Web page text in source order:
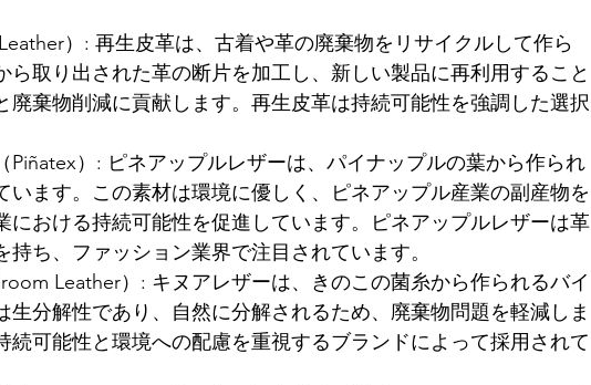
）: 再生皮革は、古着や革の廃棄物をリサイクルして作ら
ら取り出された革の断片を加工し、新しい製品に再利用すること
廃棄物削減に貢献します。再生皮革は持続可能性を強調した選択
Piñatex）: ピネアップルレザーは、パイナップルの葉から作られ
います。この素材は環境に優しく、ピネアップル産業の副産物を
における持続可能性を促進しています。ピネアップルレザーは革
持ち、ファッション業界で注目されています。
Leather）: キヌアレザーは、きのこの菌糸から作られるバイ
生分解性であり、自然に分解されるため、廃棄物問題を軽減しま
続可能性と環境への配慮を重視するブランドによって採用されて